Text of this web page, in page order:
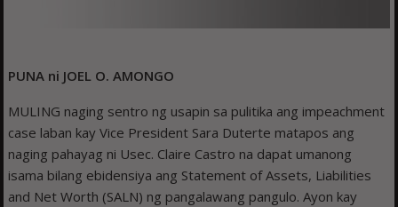
PUNA ni JOEL O. AMONGO
MULING naging sentro ng usapin sa pulitika ang impeachment
case laban kay Vice President Sara Duterte matapos ang
naging pahayag ni Usec. Claire Castro na dapat umanong
isama bilang ebidensiya ang Statement of Assets, Liabilities
and Net Worth (SALN) ng pangalawang pangulo. Ayon kay